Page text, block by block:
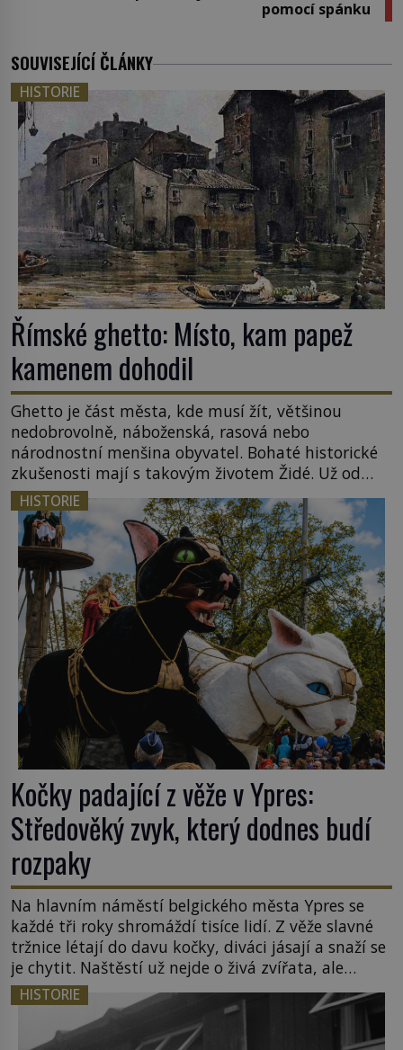
pomocí spánku
SOUVISEJÍCÍ ČLÁNKY
HISTORIE
Římské ghetto: Místo, kam papež
kamenem dohodil
Ghetto je část města, kde musí žít, většinou
nedobrovolně, náboženská, rasová nebo
národnostní menšina obyvatel. Bohaté historické
zkušenosti mají s takovým životem Židé. Už od
středověku jsou totiž v každou chvíli nuceni v
nějakém žít. Mezi ty nejslavnější patří i římské
ghetto založené v roce 1555. Pokud jde o vztah
k Židům, nemá se Řím čím chlubit. […]
HISTORIE
Kočky padající z věže v Ypres:
Středověký zvyk, který dodnes budí
rozpaky
Na hlavním náměstí belgického města Ypres se
každé tři roky shromáždí tisíce lidí. Z věže slavné
tržnice létají do davu kočky, diváci jásají a snaží se
je chytit. Naštěstí už nejde o živá zvířata, ale
jenom o plyšové suvenýry. Kdysi to ale bylo jinak.
Tato veselá podívaná připomíná jeden z
nejpodivnějších a zároveň nejkrutějších zvyků […]
HISTORIE